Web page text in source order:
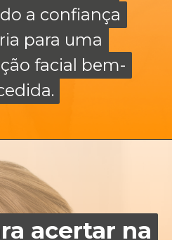
a confiança
para uma
facial bem-
a confiança
para uma
facial bem-
acertar na
acertar na